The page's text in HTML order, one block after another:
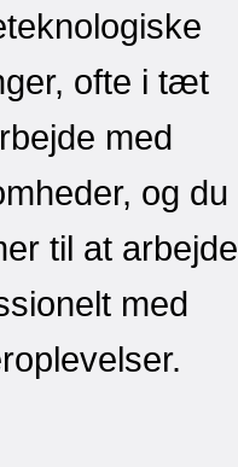
ofte i tæt
med
og du
til at arbejde
med